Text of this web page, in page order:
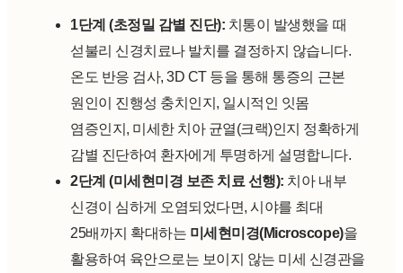
1단계 (초정밀 감별 진단): 치통이 발생했을 때
섣불리 신경치료나 발치를 결정하지 않습니다.
온도 반응 검사, 3D CT 등을 통해 통증의 근본
원인이 진행성 충치인지, 일시적인 잇몸
염증인지, 미세한 치아 균열(크랙)인지 정확하게
감별 진단하여 환자에게 투명하게 설명합니다.
2단계 (미세현미경 보존 치료 선행): 치아 내부
신경이 심하게 오염되었다면, 시야를 최대
25배까지 확대하는 미세현미경(Microscope)을
활용하여 육안으로는 보이지 않는 미세 신경관을